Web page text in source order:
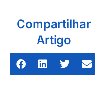
Compartilhar
Artigo